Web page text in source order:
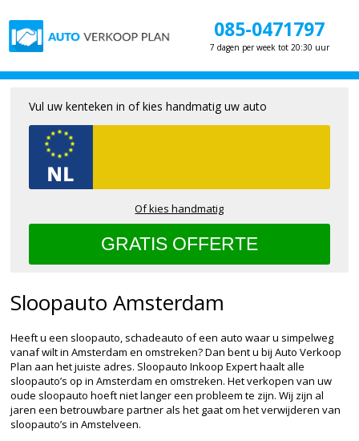
085-0471797
7 dagen per week tot 20:30 uur
Sloopauto Amsterdam
Heeft u een sloopauto, schadeauto of een auto waar u simpelweg
vanaf wilt in Amsterdam en omstreken? Dan bent u bij Auto Verkoop
Plan aan het juiste adres. Sloopauto Inkoop Expert haalt alle
sloopauto’s op in Amsterdam en omstreken. Het verkopen van uw
oude sloopauto hoeft niet langer een probleem te zijn. Wij zijn al
jaren een betrouwbare partner als het gaat om het verwijderen van
sloopauto’s in Amstelveen.
Vul uw kenteken in of kies handmatig uw auto
Of kies handmatig